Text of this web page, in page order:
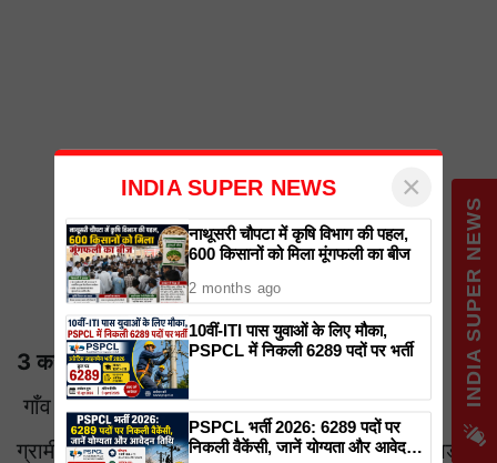
3 करोड़ रुपये की लागत
गाँव के पुल के दूसरी तरफ सीवर लाइन बिछाई गई है।
ग्रामीणों को दशकों से पानी की कमी का सामना करना पड़
INDIA SUPER NEWS
INDIA SUPER NEWS ×
नाथूसरी चौपटा में कृषि विभाग की पहल,
600 किसानों को मिला मूंगफली का बीज
2 months ago
10वीं-ITI पास युवाओं के लिए मौका,
PSPCL में निकली 6289 पदों पर भर्ती
PSPCL भर्ती 2026: 6289 पदों पर
निकली वैकेंसी, जानें योग्यता और आवेदन